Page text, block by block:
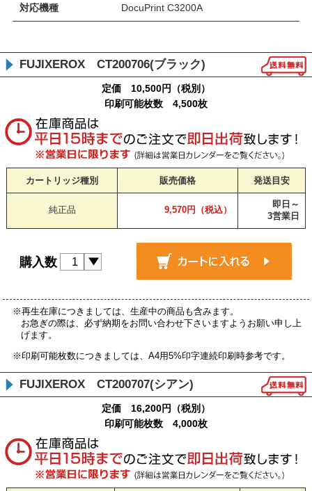
対応機種 DocuPrint C3200A
FUJIXEROX CT200706(ブラック)
定価 10,500円（税別）
印刷可能枚数 4,500枚
カートリッジ種別 販売価格 発送目安
純正品 9,570円（税込）
即日～
3営業日
購入数
※再生在庫につきましては、生産中の商品も含みます。
お急ぎの際は、必ず納期をお問い合わせ下さいますようお願い申し上
げます。
※印刷可能枚数につきましては、A4用5%印字連続印刷時参考です。
FUJIXEROX CT200707(シアン)
定価 16,200円（税別）
印刷可能枚数 4,000枚